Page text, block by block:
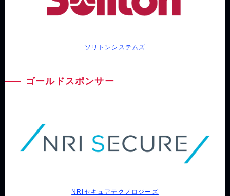
ソリトンシステムズ
ゴールドスポンサー
NRIセキュアテクノロジーズ